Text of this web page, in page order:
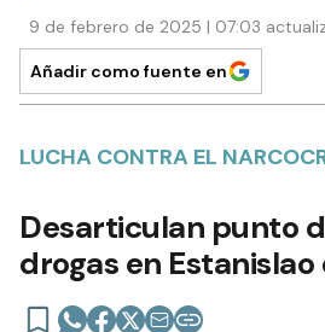
9 de febrero de 2025 | 07:03
Añadir como fuente en
LUCHA CONTRA EL
Desarticulan punto
drogas en